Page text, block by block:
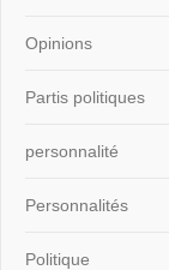
Opinions
Partis politiques
personnalité
Personnalités
Politique